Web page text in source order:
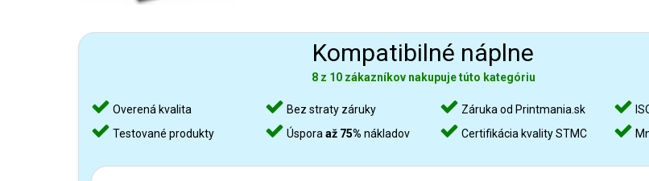
Kompatibilné náplne
8 z 10 zákazníkov nakupuje túto kategóriu
Overená kvalita
Testované produkty
Bez straty záruky
Úsporaaž 75% nákladov
Záruka od Printmania.sk
Certifikácia kvality STMC